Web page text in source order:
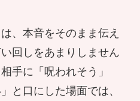
、本音をそのまま伝え
回しをあまりしません
手に「呪われそう」
と口にした場面では、